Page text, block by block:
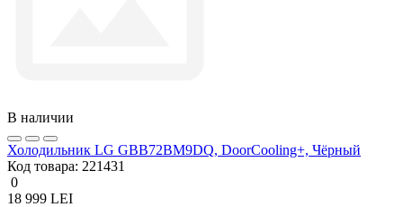
В наличии
Холодильник LG GBB72BM9DQ, DoorCooling+, Чёрный
Код товара: 221431
0
18 999 LEI